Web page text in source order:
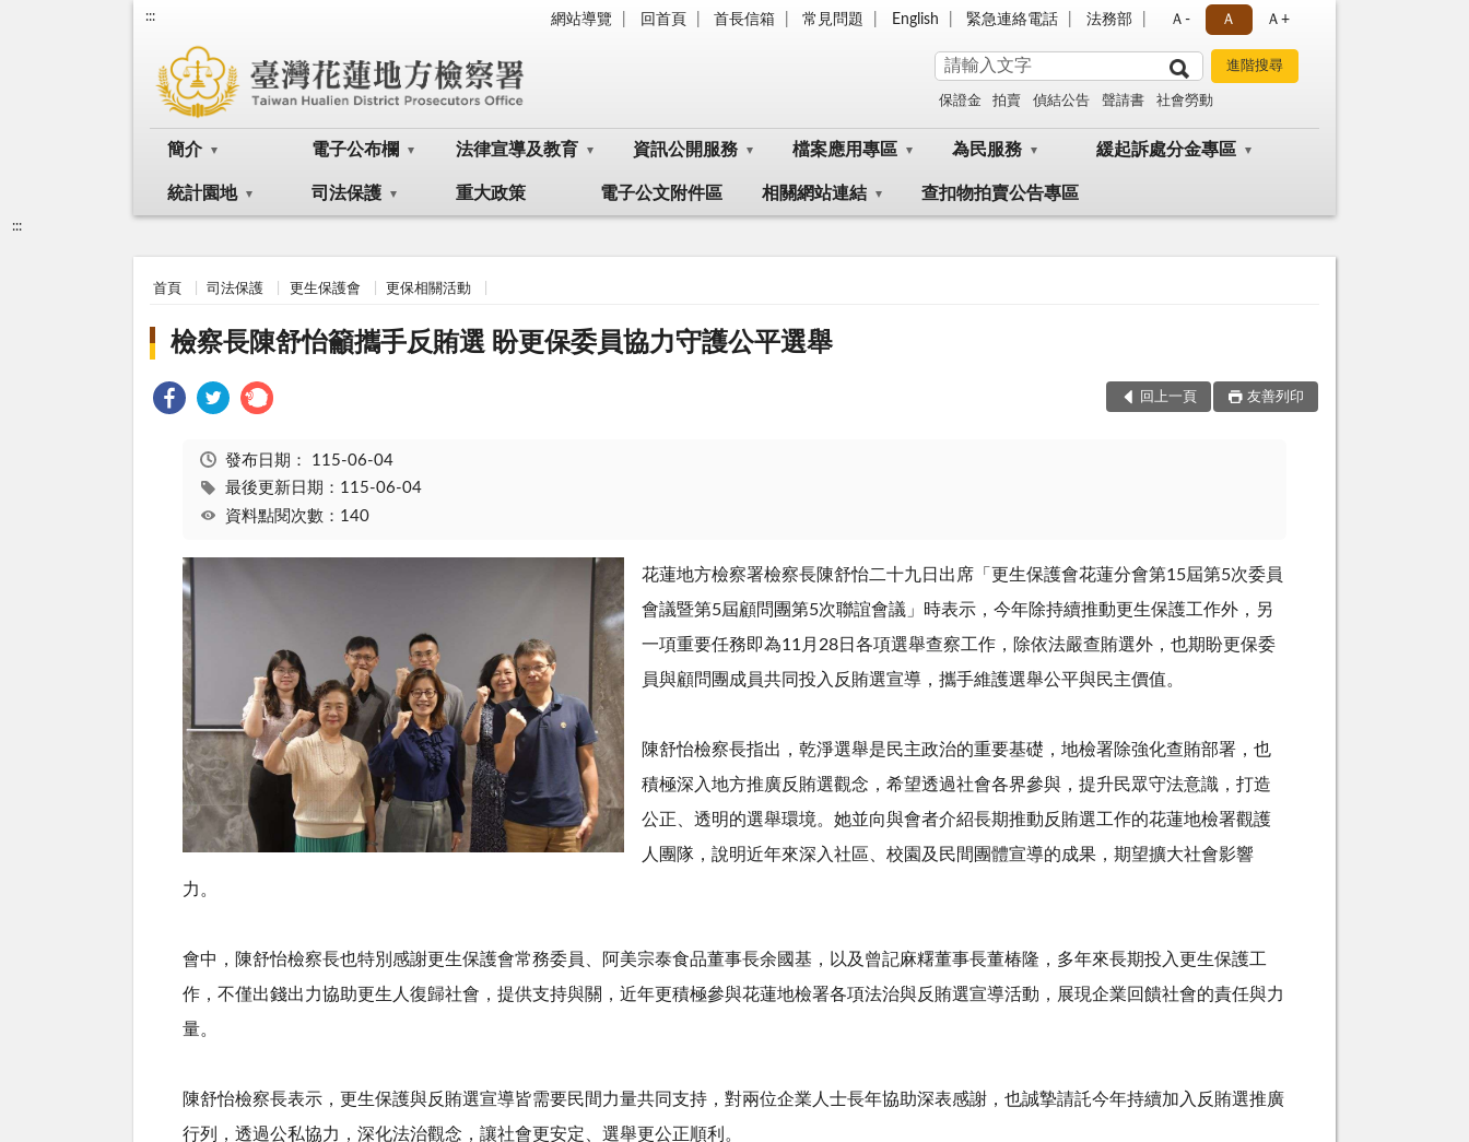
::: 網站導覽 回首頁 首長信箱 常見問題 English 緊急連絡電話 法務部 Ａ- Ａ Ａ+
保證金 拍賣 偵結公告 聲請書 社會勞動
簡介 電子公布欄 法律宣導及教育 資訊公開服務 檔案應用專區 為民服務 緩起訴處分金專區
統計園地 司法保護 重大政策 電子公文附件區 相關網站連結 查扣物拍賣公告專區
:::
首頁 司法保護 更生保護會 更保相關活動
檢察長陳舒怡籲攜手反賄選 盼更保委員協力守護公平選舉
回上一頁 友善列印
發布日期： 115-06-04
最後更新日期：115-06-04
資料點閱次數：140
花蓮地方檢察署檢察長陳舒怡二十九日出席「更生保護會花蓮分會第15屆第5次委員
會議暨第5屆顧問團第5次聯誼會議」時表示，今年除持續推動更生保護工作外，另
一項重要任務即為11月28日各項選舉查察工作，除依法嚴查賄選外，也期盼更保委
員與顧問團成員共同投入反賄選宣導，攜手維護選舉公平與民主價值。
陳舒怡檢察長指出，乾淨選舉是民主政治的重要基礎，地檢署除強化查賄部署，也
積極深入地方推廣反賄選觀念，希望透過社會各界參與，提升民眾守法意識，打造
公正、透明的選舉環境。她並向與會者介紹長期推動反賄選工作的花蓮地檢署觀護
人團隊，說明近年來深入社區、校園及民間團體宣導的成果，期望擴大社會影響
力。
會中，陳舒怡檢察長也特別感謝更生保護會常務委員、阿美宗泰食品董事長余國基，以及曾記麻糬董事長董椿隆，多年來長期投入更生保護工
作，不僅出錢出力協助更生人復歸社會，提供支持與關，近年更積極參與花蓮地檢署各項法治與反賄選宣導活動，展現企業回饋社會的責任與力
量。
陳舒怡檢察長表示，更生保護與反賄選宣導皆需要民間力量共同支持，對兩位企業人士長年協助深表感謝，也誠摯請託今年持續加入反賄選推廣
行列，透過公私協力，深化法治觀念，讓社會更安定、選舉更公正順利。